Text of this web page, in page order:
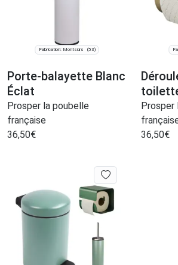
Fabrication: Montsûrs (53)
Porte-balayette Blanc
Éclat
Prosper la poubelle
française
36,50€
Prosper
36,50€